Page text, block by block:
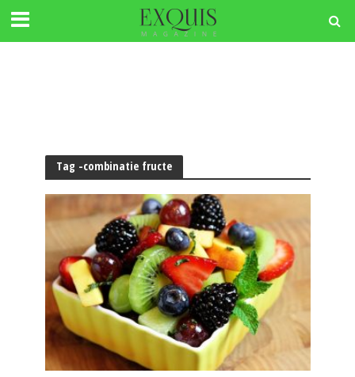
Tag -combinatie fructe